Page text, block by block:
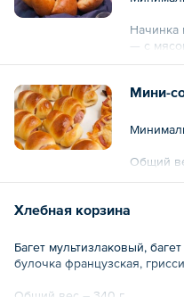
Начинка
— с
— с
— с
Общий
Мини-
Общий
Хлебная корзина
Багет мультизлаковый,
булочка французская,